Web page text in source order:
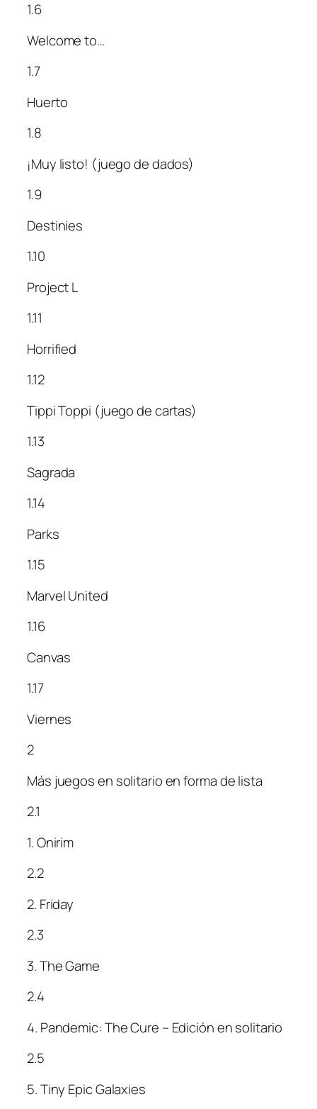
1.6
Welcome to…
1.7
Huerto
1.8
¡Muy listo! (juego de dados)
1.9
Destinies
1.10
Project L
1.11
Horrified
1.12
Tippi Toppi (juego de cartas)
1.13
Sagrada
1.14
Parks
1.15
Marvel United
1.16
Canvas
1.17
Viernes
2
Más juegos en solitario en forma de lista
2.1
1. Onirim
2.2
2. Friday
2.3
3. The Game
2.4
4. Pandemic: The Cure – Edición en solitario
2.5
5. Tiny Epic Galaxies